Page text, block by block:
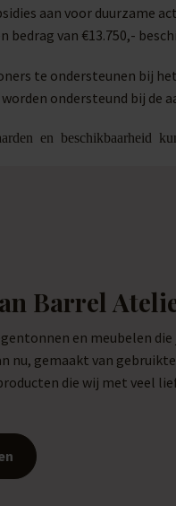
aan voor duurzame
bedrag van €13.750,-
te ondersteunen bij
ondersteund bij
en beschikbaarheid
Barrel
en meubelen die
nu, gemaakt van
die wij met veel